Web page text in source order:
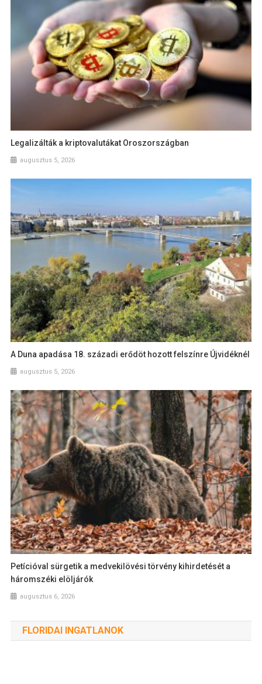
Legalizálták a kriptovalutákat Oroszországban
augusztus 5, 2026
A Duna apadása 18. századi erődöt hozott felszínre Újvidéknél
augusztus 5, 2026
Petícióval sürgetik a medvekilövési törvény kihirdetését a
háromszéki elöljárók
augusztus 6, 2026
FLORIDAI INGATLANOK